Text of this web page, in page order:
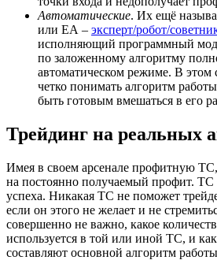
Автоматические. Их ещё
или ЕА – эксперт/робот/
исполняющий программный
по заложенному алгоритму
автоматическом режиме. В этом
четко понимать алгоритм
быть готовым вмешаться в его
Трейдинг на реальных
Имея в своем арсенале профитную ТС,
на постоянно получаемый профит. ТС
успеха. Никакая ТС не поможет
если он этого не желает и не
совершенно не важно, какое
используется в той или иной ТС, и
составляют основной алгоритм